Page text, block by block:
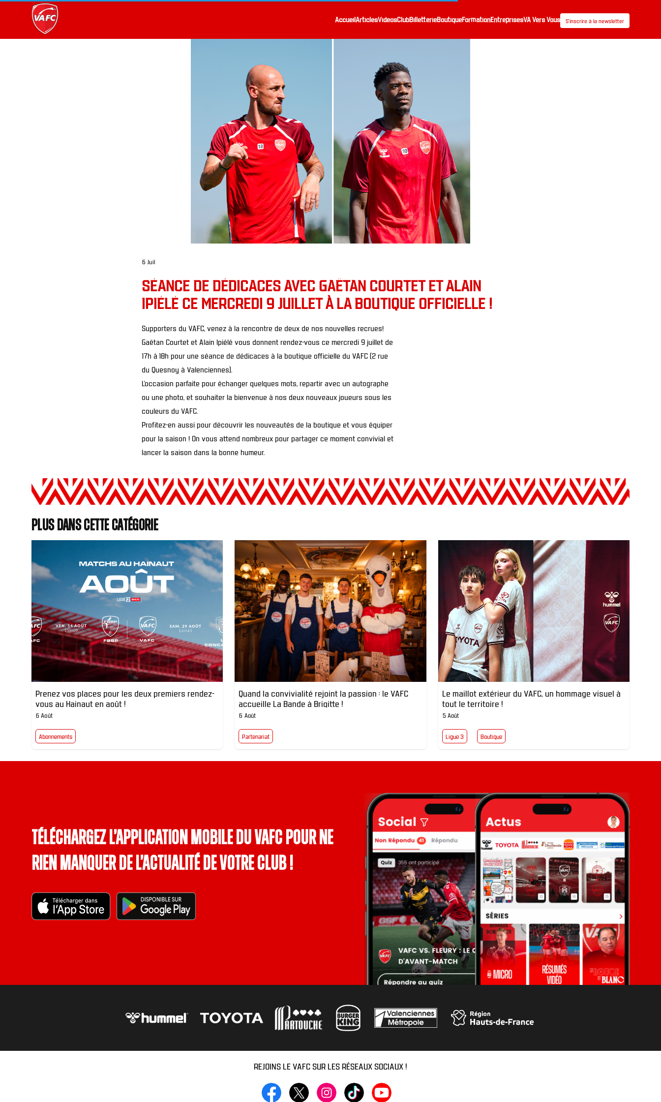
AccueilArticlesVidéosClubBilletterieBoutiqueFormationEntreprisesVA Vers Vous S’inscrire à la newsletter
6 Juil
SÉANCE DE DÉDICACES AVEC GAËTAN COURTET ET ALAIN
IPIÉLÉ CE MERCREDI 9 JUILLET À LA BOUTIQUE OFFICIELLE !
Supporters du VAFC, venez à la rencontre de deux de nos nouvelles recrues!
Gaëtan Courtet et Alain Ipiélé vous donnent rendez-vous ce mercredi 9 juillet de
17h à 18h pour une séance de dédicaces à la boutique officielle du VAFC (2 rue
du Quesnoy à Valenciennes).
L’occasion parfaite pour échanger quelques mots, repartir avec un autographe
ou une photo, et souhaiter la bienvenue à nos deux nouveaux joueurs sous les
couleurs du VAFC.
Profitez-en aussi pour découvrir les nouveautés de la boutique et vous équiper
pour la saison ! On vous attend nombreux pour partager ce moment convivial et
lancer la saison dans la bonne humeur.
Plus dans cette catégorie
Prenez vos places pour les deux premiers rendez-
vous au Hainaut en août !
6 Août
Abonnements
Quand la convivialité rejoint la passion : le VAFC
accueille La Bande à Brigitte !
6 Août
Partenariat
Le maillot extérieur du VAFC, un hommage visuel à
tout le territoire !
5 Août
Ligue 3 Boutique
Téléchargez l’application mobile du VAFC pour ne
rien manquer de l’actualité de votre club !
REJOINS LE VAFC SUR LES RÉSEAUX SOCIAUX !